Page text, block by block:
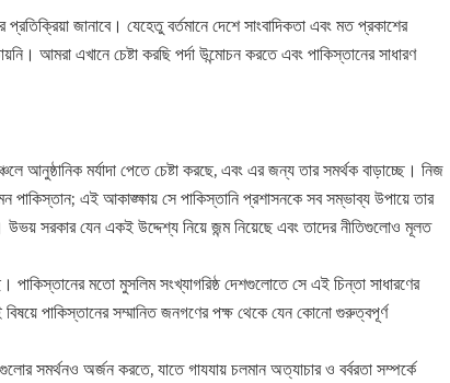
জানাবে। যেহেতু বর্তমানে দেশে সাংবাদিকতা এবং মত প্রকাশের
আমরা এখানে চেষ্টা করছি পর্দা উন্মোচন করতে এবং পাকিস্তানের সাধারণ
আনুষ্ঠানিক মর্যাদা পেতে চেষ্টা করছে, এবং এর জন্য তার সমর্থক বাড়াচ্ছে। নিজ
পাকিস্তান; এই আকাঙ্ক্ষায় সে পাকিস্তানি প্রশাসনকে সব সম্ভাব্য উপায়ে তার
সরকার যেন একই উদ্দেশ্য নিয়ে জন্ম নিয়েছে এবং তাদের নীতিগুলোও মূলত
পাকিস্তানের মতো মুসলিম সংখ্যাগরিষ্ঠ দেশগুলোতে সে এই চিন্তা সাধারণের
বিষয়ে পাকিস্তানের সম্মানিত জনগণের পক্ষ থেকে যেন কোনো গুরুত্বপূর্ণ
সমর্থনও অর্জন করতে, যাতে গাযযায় চলমান অত্যাচার ও বর্বরতা সম্পর্কে